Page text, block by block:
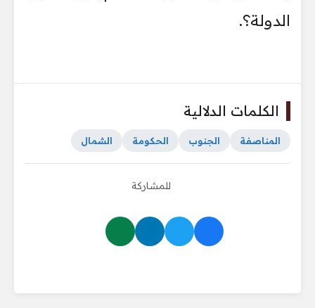
الدولة؟.
الكلمات الدلالية
المناصفة الجنوب الحكومة الشمال
للمشاركة